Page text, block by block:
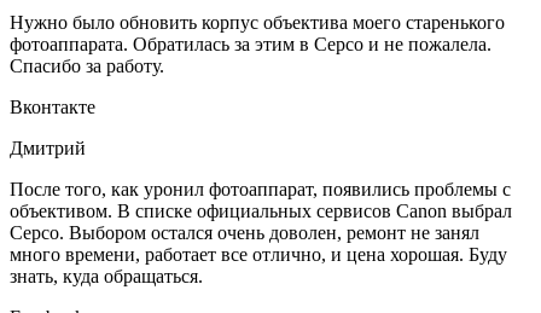
Нужно было обновить корпус объектива моего старенького
фотоаппарата. Обратилась за этим в Серсо и не пожалела.
Спасибо за работу.
Вконтакте
Дмитрий
После того, как уронил фотоаппарат, появились проблемы с
объективом. В списке официальных сервисов Canon выбрал
Серсо. Выбором остался очень доволен, ремонт не занял
много времени, работает все отлично, и цена хорошая. Буду
знать, куда обращаться.